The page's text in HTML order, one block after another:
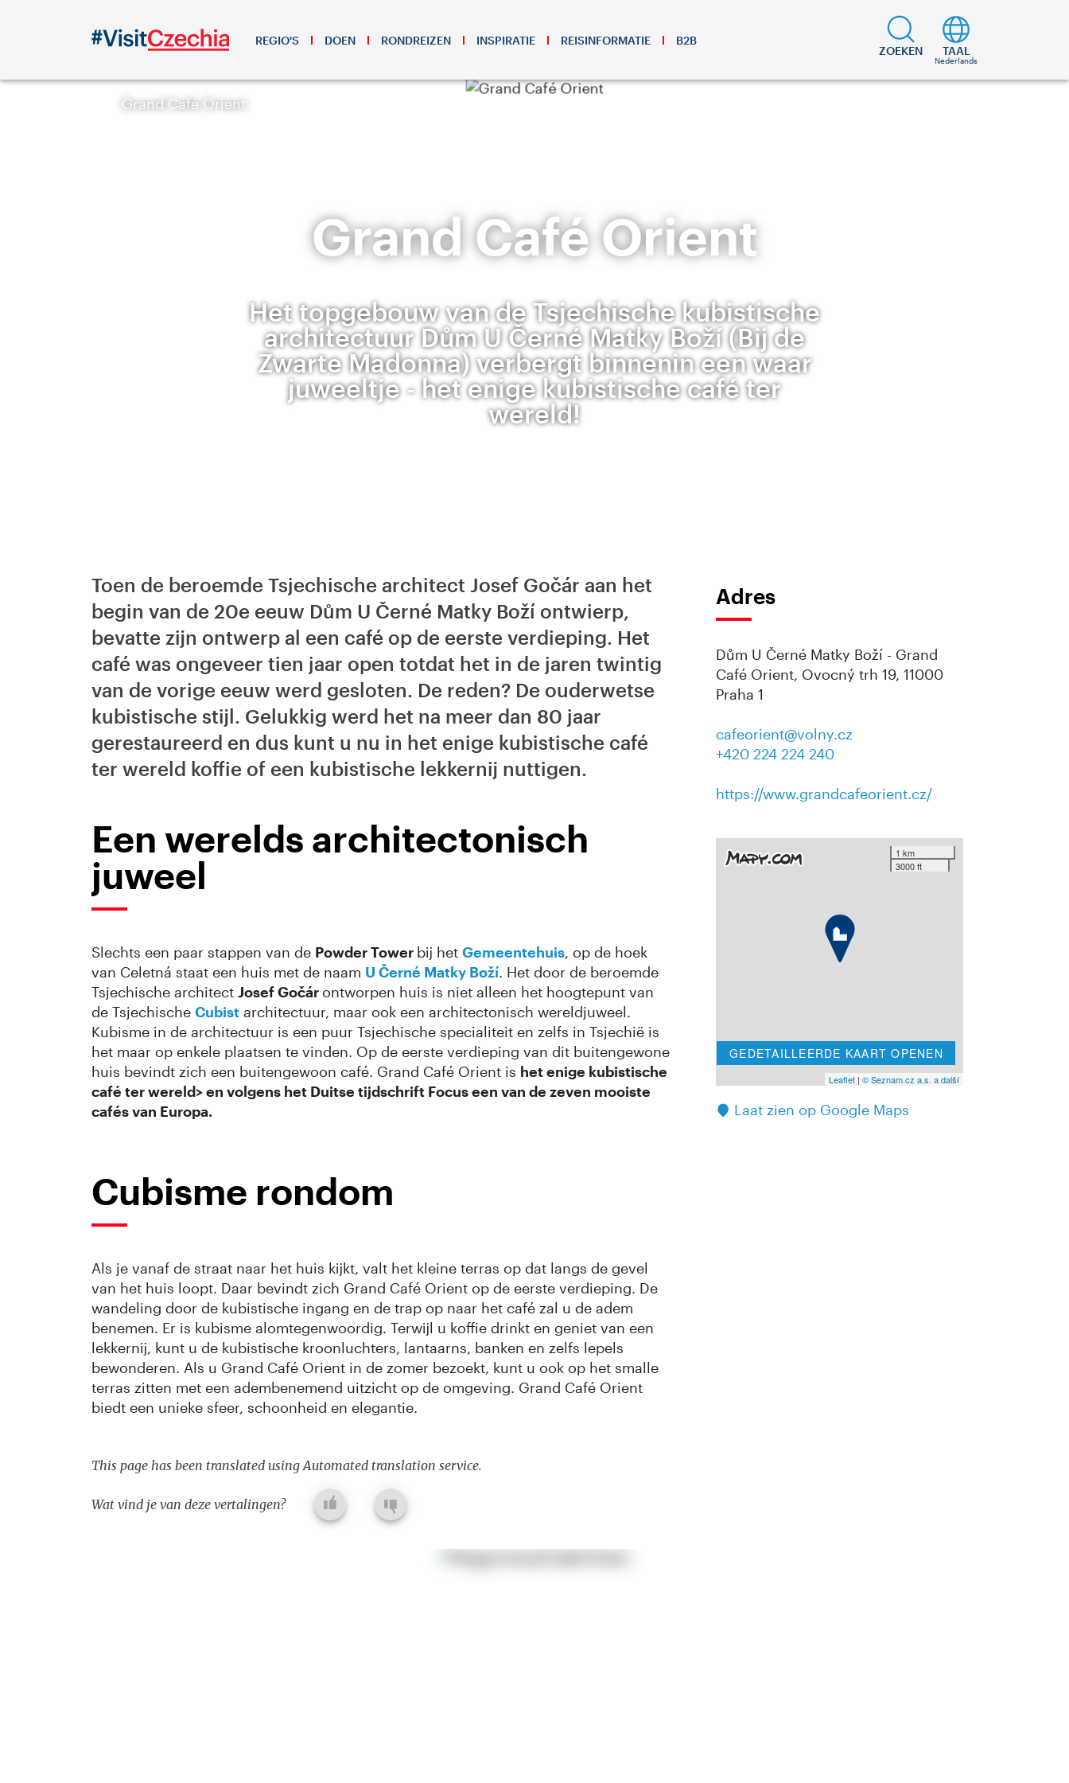
REGIO'S DOEN RONDREIZEN INSPIRATIE REISINFORMATIE B2B
ZOEKEN TAAL
Nederlands
Grand Café Orient
Grand Café Orient
Het topgebouw van de Tsjechische kubistische
architectuur Dům U Černé Matky Boží (Bij de
Zwarte Madonna) verbergt binnenin een waar
juweeltje - het enige kubistische café ter
wereld!
Toen de beroemde Tsjechische architect Josef Gočár aan het
begin van de 20e eeuw Dům U Černé Matky Boží ontwierp,
bevatte zijn ontwerp al een café op de eerste verdieping. Het
café was ongeveer tien jaar open totdat het in de jaren twintig
van de vorige eeuw werd gesloten. De reden? De ouderwetse
kubistische stijl. Gelukkig werd het na meer dan 80 jaar
gerestaureerd en dus kunt u nu in het enige kubistische café
ter wereld koffie of een kubistische lekkernij nuttigen.
Een werelds architectonisch
juweel
Slechts een paar stappen van de Powder Tower bij het Gemeentehuis, op de hoek
van Celetná staat een huis met de naam U Černé Matky Boží. Het door de beroemde
Tsjechische architect Josef Gočárontworpen huis is niet alleen het hoogtepunt van
de Tsjechische Cubist architectuur, maar ook een architectonisch wereldjuweel.
Kubisme in de architectuur is een puur Tsjechische specialiteit en zelfs in Tsjechië is
het maar op enkele plaatsen te vinden. Op de eerste verdieping van dit buitengewone
huis bevindt zich een buitengewoon café. Grand Café Orient is het enige kubistische
café ter wereld> en volgens het Duitse tijdschrift Focus een van de zeven mooiste
cafés van Europa.
Cubisme rondom
Als je vanaf de straat naar het huis kijkt, valt het kleine terras op dat langs de gevel
van het huis loopt. Daar bevindt zich Grand Café Orient op de eerste verdieping. De
wandeling door de kubistische ingang en de trap op naar het café zal u de adem
benemen. Er is kubisme alomtegenwoordig. Terwijl u koffie drinkt en geniet van een
lekkernij, kunt u de kubistische kroonluchters, lantaarns, banken en zelfs lepels
bewonderen. Als u Grand Café Orient in de zomer bezoekt, kunt u ook op het smalle
terras zitten met een adembenemend uitzicht op de omgeving. Grand Café Orient
biedt een unieke sfeer, schoonheid en elegantie.
This page has been translated using Automated translation service.
Wat vind je van deze vertalingen?
Adres
Dům U Černé Matky Boží - Grand
Café Orient, Ovocný trh 19, 11000
Praha 1
cafeorient@volny.cz
+420 224 224 240
https://www.grandcafeorient.cz/
1 km
3000 ft
GEDETAILLEERDE KAART OPENEN
Leaflet| © Seznam.cz a.s. a další
Laat zien op Google Maps